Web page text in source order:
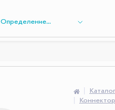
Определение...